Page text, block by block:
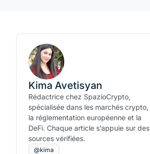
Kima Avetisyan
Rédactrice chez SpazioCrypto,
spécialisée dans les marchés crypto,
la réglementation européenne et la
DeFi. Chaque article s’appuie sur des
sources vérifiées.
@kima